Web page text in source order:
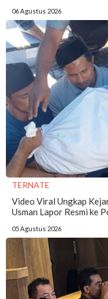
06 Agustus 2026
TERNATE
Video Viral Ungkap
Usman Lapor Resmi ke
05 Agustus 2026